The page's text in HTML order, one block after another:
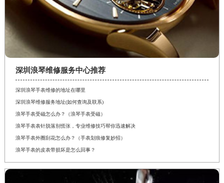
深圳浪琴维修服务中心推荐
深圳浪琴手表维修的地址在哪里
深圳浪琴维修服务地址(如何查询及联系)
浪琴手表受磁怎么办？（浪琴手表受磁）
浪琴手表表针脱落别慌张，专业维修技巧帮你迅速解决
浪琴手表外圈刮花怎么办？（手表划痕修复妙招）
浪琴手表的皮表带损坏是怎么回事？